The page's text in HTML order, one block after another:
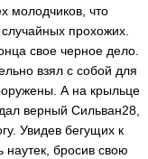
молодчиков, что
прохожих.
свое черное дело.
взял с собой для
А на крыльце
верный Сильван28,
Увидев бегущих к
бросив свою